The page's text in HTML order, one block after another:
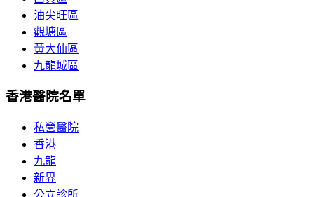
油尖旺區
觀塘區
黃大仙區
九龍城區
香港醫院名單
私營醫院
香港
九龍
新界